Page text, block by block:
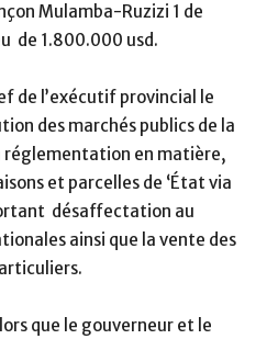
Mulamba-Ruzizi 1 de
de 1.800.000 usd.
de l’exécutif provincial le
des marchés publics de la
réglementation en matière,
et parcelles de ‘État via
désaffectation au
ainsi que la vente des
que le gouverneur et le